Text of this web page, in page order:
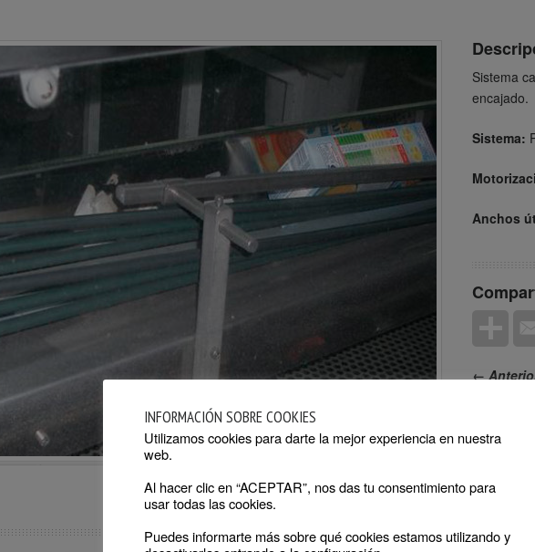
Sistema
encajado.
Sistema:
Anchos
←
INFORMACIÓN SOBRE COOKIES
Utilizamos cookies para darte la mejor experiencia en nuestra
web.
Al hacer clic en “ACEPTAR”, nos das tu consentimiento para
usar todas las cookies.
Puedes informarte más sobre qué cookies estamos utilizando y